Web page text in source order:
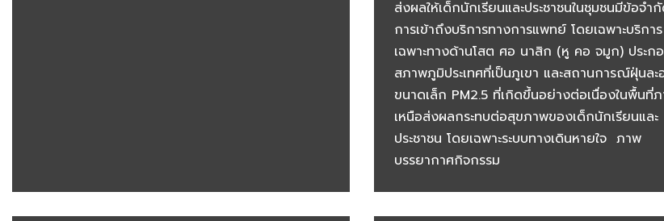
ส่งผลให้เด็กนักเรียนและประชาชนในชุมชนมีข้อจำกั
การเข้าถึงบริการทางการแพทย์ โดยเฉพาะบริการ
เฉพาะทางด้านโสต ศอ นาสิก (หู คอ จมูก) ประก
สภาพภูมิประเทศที่เป็นภูเขา และสถานการณ์ฝุ่นละ
ขนาดเล็ก PM2.5 ที่เกิดขึ้นอย่างต่อเนื่องในพื้นที่
เหนือส่งผลกระทบต่อสุขภาพของเด็กนักเรียนและ
ประชาชน โดยเฉพาะระบบทางเดินหายใจ ภาพ
บรรยากาศกิจกรรม